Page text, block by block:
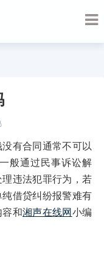
有合同通常不可以
般通过民事诉讼解
违法犯罪行为，若
借贷纠纷报警难有
和湘声在线网 小编